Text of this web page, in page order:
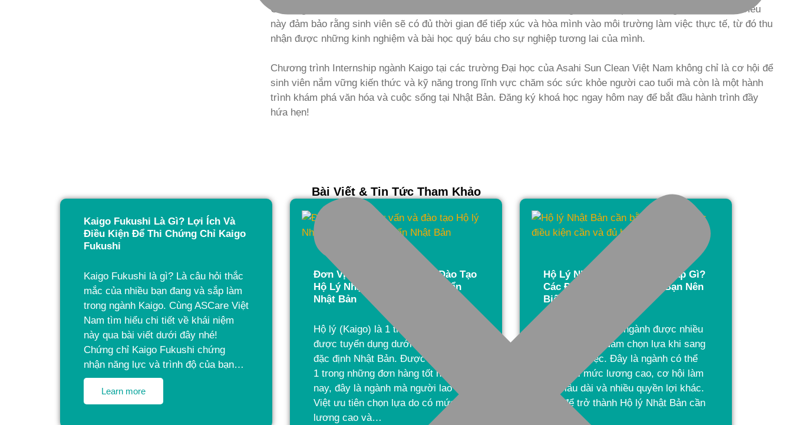
Chương trình được tổ chức dưới hình thức đào tạo offline, với thời gian thực tập là 12 tháng tại Nhật Bản. Điều
này đảm bảo rằng sinh viên sẽ có đủ thời gian để tiếp xúc và hòa mình vào môi trường làm việc thực tế, từ đó thu
nhận được những kinh nghiệm và bài học quý báu cho sự nghiệp tương lai của mình.
Chương trình Internship ngành Kaigo tại các trường Đại học của Asahi Sun Clean Việt Nam không chỉ là cơ hội để
sinh viên nắm vững kiến thức và kỹ năng trong lĩnh vực chăm sóc sức khỏe người cao tuổi mà còn là một hành
trình khám phá văn hóa và cuộc sống tại Nhật Bản. Đăng ký khoá học ngay hôm nay để bắt đầu hành trình đầy
hứa hẹn!
Bài Viết & Tin Tức Tham Khảo
Kaigo Fukushi Là Gì? Lợi Ích Và
Điều Kiện Để Thi Chứng Chỉ Kaigo
Fukushi
Kaigo Fukushi là gì? Là câu hỏi thắc
mắc của nhiều bạn đang và sắp làm
trong ngành Kaigo. Cùng ASCare Việt
Nam tìm hiểu chi tiết về khái niệm
này qua bài viết dưới đây nhé!
Chứng chỉ Kaigo Fukushi chứng
nhận năng lực và trình độ của bạn…
Learn more
Đơn Vị Hỗ Trợ, Tư Vấn Và Đào Tạo
Hộ Lý Nhật Bản Đạt Tiêu Chuẩn
Nhật Bản
Hộ lý (Kaigo) là 1 trong những ngành
được tuyển dụng dưới visa kỹ năng
đặc định Nhật Bản. Được đánh giá là
1 trong những đơn hàng tốt nhất hiện
nay, đây là ngành mà người lao động
Việt ưu tiên chọn lựa do có mức
lương cao và…
Hộ Lý Nhật Bản Cần Bằng Cấp Gì?
Các Điều Kiện Cần Và Đủ Bạn Nên
Biết
Hộ lý Nhật Bản là ngành được nhiều
lao động Việt Nam chọn lựa khi sang
Nhật làm việc. Đây là ngành có thể
mang lại mức lương cao, cơ hội làm
việc lâu dài và nhiều quyền lợi khác.
Vậy để trở thành Hộ lý Nhật Bản cần